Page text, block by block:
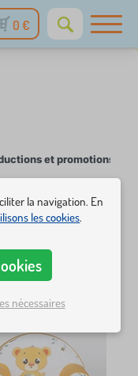
0 €
et promotions
la navigation. En
les cookies.
nécessaires